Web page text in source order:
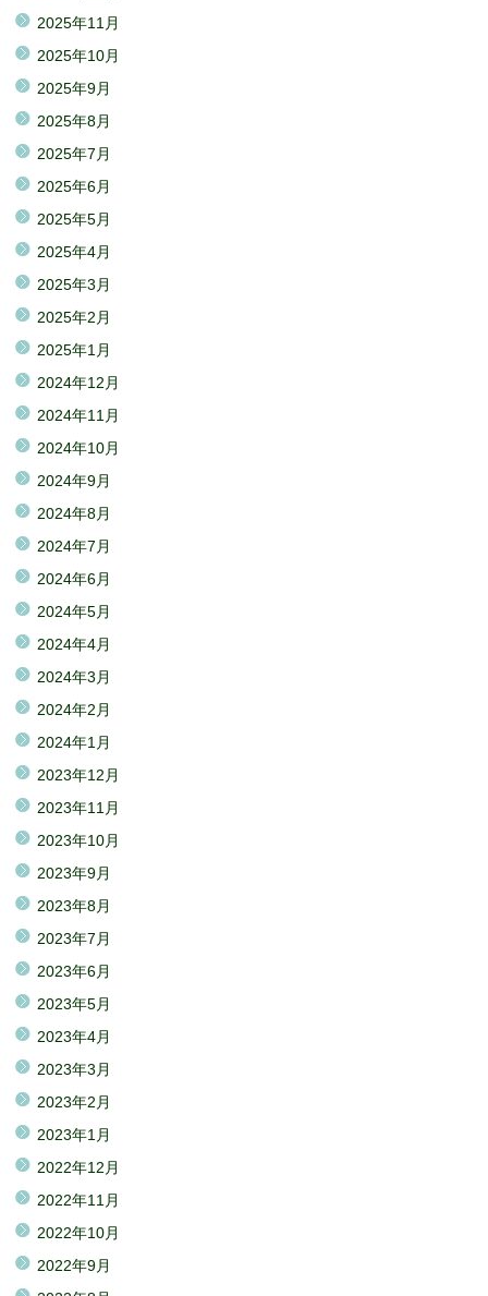
2025年11月
2025年10月
2025年9月
2025年8月
2025年7月
2025年6月
2025年5月
2025年4月
2025年3月
2025年2月
2025年1月
2024年12月
2024年11月
2024年10月
2024年9月
2024年8月
2024年7月
2024年6月
2024年5月
2024年4月
2024年3月
2024年2月
2024年1月
2023年12月
2023年11月
2023年10月
2023年9月
2023年8月
2023年7月
2023年6月
2023年5月
2023年4月
2023年3月
2023年2月
2023年1月
2022年12月
2022年11月
2022年10月
2022年9月